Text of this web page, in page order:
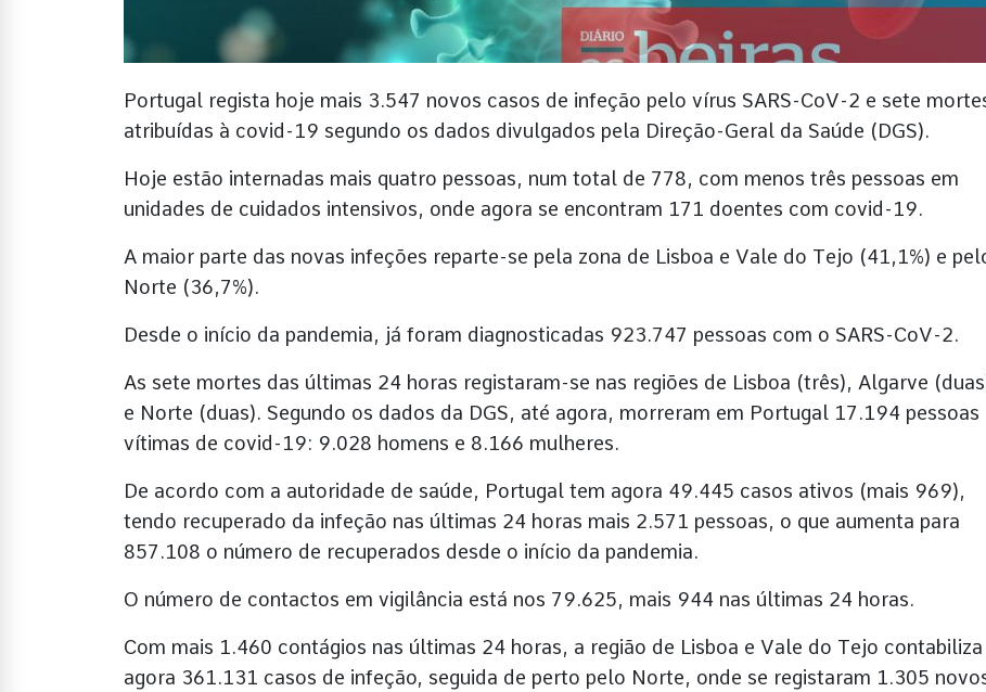
Portugal regista hoje mais 3.547 novos casos de infeção pelo vírus SARS-CoV-2 e sete
atribuídas à covid-19 segundo os dados divulgados pela Direção-Geral da Saúde (DGS).
Hoje estão internadas mais quatro pessoas, num total de 778, com menos três pessoas em
unidades de cuidados intensivos, onde agora se encontram 171 doentes com covid-19.
A maior parte das novas infeções reparte-se pela zona de Lisboa e Vale do Tejo (41,1%) e
Norte (36,7%).
Desde o início da pandemia, já foram diagnosticadas 923.747 pessoas com o SARS-CoV-2.
As sete mortes das últimas 24 horas registaram-se nas regiões de Lisboa (três), Algarve
e Norte (duas). Segundo os dados da DGS, até agora, morreram em Portugal 17.194 pessoas
vítimas de covid-19: 9.028 homens e 8.166 mulheres.
De acordo com a autoridade de saúde, Portugal tem agora 49.445 casos ativos (mais 969),
tendo recuperado da infeção nas últimas 24 horas mais 2.571 pessoas, o que aumenta para
857.108 o número de recuperados desde o início da pandemia.
O número de contactos em vigilância está nos 79.625, mais 944 nas últimas 24 horas.
Com mais 1.460 contágios nas últimas 24 horas, a região de Lisboa e Vale do Tejo contabiliza
agora 361.131 casos de infeção, seguida de perto pelo Norte, onde se registaram 1.305